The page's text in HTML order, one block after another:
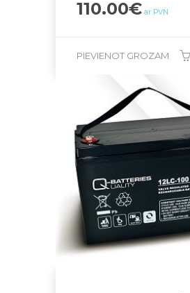
110.00€ ar PVN
PIEVIENOT GROZAM